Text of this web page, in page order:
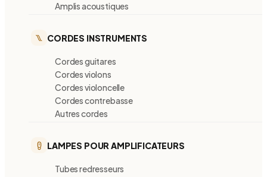
Amplis acoustiques
CORDES INSTRUMENTS
Cordes guitares
Cordes violons
Cordes violoncelle
Cordes contrebasse
Autres cordes
LAMPES POUR AMPLIFICATEURS
Tubes redresseurs